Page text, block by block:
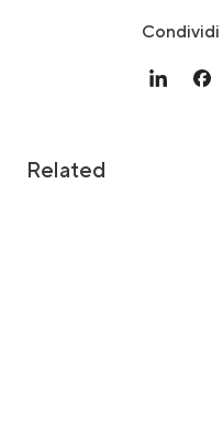
Link
>Share
Related